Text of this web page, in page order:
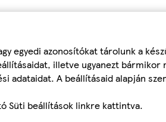
egyedi azonosítókat tárolunk a
illetve ugyanezt bármikor
A beállításaid alapján
Süti beállítások linkre kattintva.